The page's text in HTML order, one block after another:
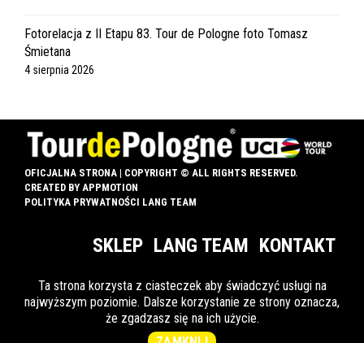
Fotorelacja z II Etapu 83. Tour de Pologne foto Tomasz
Śmietana
4 sierpnia 2026
OFICJALNA STRONA | COPYRIGHT © ALL RIGHTS RESERVED.
CREATED BY APPMOTION
POLITYKA PRYWATNOŚCI LANG TEAM
SKLEP LANG TEAM KONTAKT
INFO DLA OZN
Ta strona korzysta z ciasteczek aby świadczyć usługi na
najwyższym poziomie. Dalsze korzystanie ze strony oznacza,
że zgadzasz się na ich użycie.